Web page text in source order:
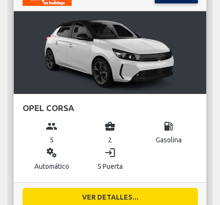
OPEL CORSA
group
5
business_center
2
local_gas_station
Gasolina
miscellaneous_services
Automático
login
5 Puerta
VER DETALLES...